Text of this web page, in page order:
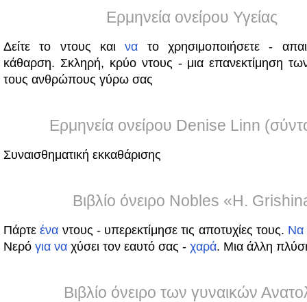
Ερμηνεία ονείρου Υγείας
Δείτε το ντους καινα το χρησιμοποιήσετε -
κάθαρση. Σκληρή, κρύο ντους - μια επανεκτίμηση
τους ανθρώπους γύρω σας
Ερμηνεία ονείρου Denise Linn
Συναισθηματική εκκαθάρισης
Βιβλίο όνειρο Nobles «H.
Πάρτεένα ντους - υπερεκτίμησε τις αποτυχίες τους. Να
Νερό για να χύσει τον εαυτό σας - χαρά. Μια άλλη
Βιβλίο όνειρο των γυναικών